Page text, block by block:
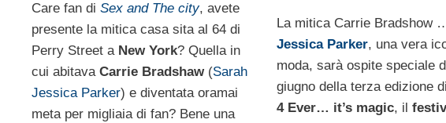
Care fan di Sex and The city, avete
presente la mitica casa sita al 64 di
Perry Street a New York? Quella in
cui abitava Carrie Bradshaw (Sarah
Jessica Parker) e diventata oramai
meta per migliaia di fan? Bene una
La mitica Carrie Bradshow
Jessica Parker, una vera
moda, sarà ospite speciale
giugno della terza edizione di
4 Ever… it’s magic, il